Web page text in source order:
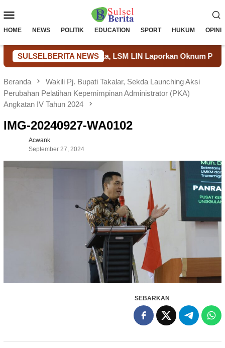
ke
Mobile
HOME NEWS POLITIK EDUCATION SPORT HUKUM OPINI
SULSELBERITA NEWS
Tambang Ilegal Dibuka, LSM LIN Laporkan Oknum Polisi
Beranda
Wakili Pj. Bupati Takalar, Sekda Launching Aksi
Perubahan Pelatihan Kepemimpinan Administrator (PKA)
Angkatan IV Tahun 2024
IMG-20240927-WA0102
Acwank
September 27, 2024
SEBARKAN